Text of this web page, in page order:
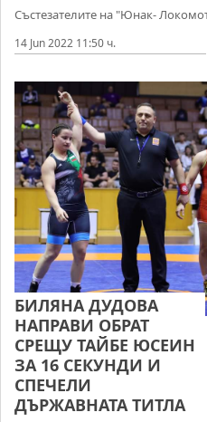
Състезателите на "Юнак-
14 Jun 2022 11:50 ч.
БИЛЯНА ДУДОВА
НАПРАВИ ОБРАТ
СРЕЩУ ТАЙБЕ ЮСЕИН
ЗА 16 СЕКУНДИ И
СПЕЧЕЛИ
ДЪРЖАВНАТА ТИТЛА